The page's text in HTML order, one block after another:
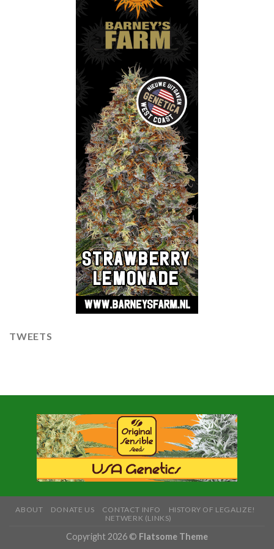
TWEETS
ABOUT DONATE US CONTACT INFO
HISTORY OF LEGALIZE!
NETWERK (LINKS)
Copyright 2026 © Flatsome Theme